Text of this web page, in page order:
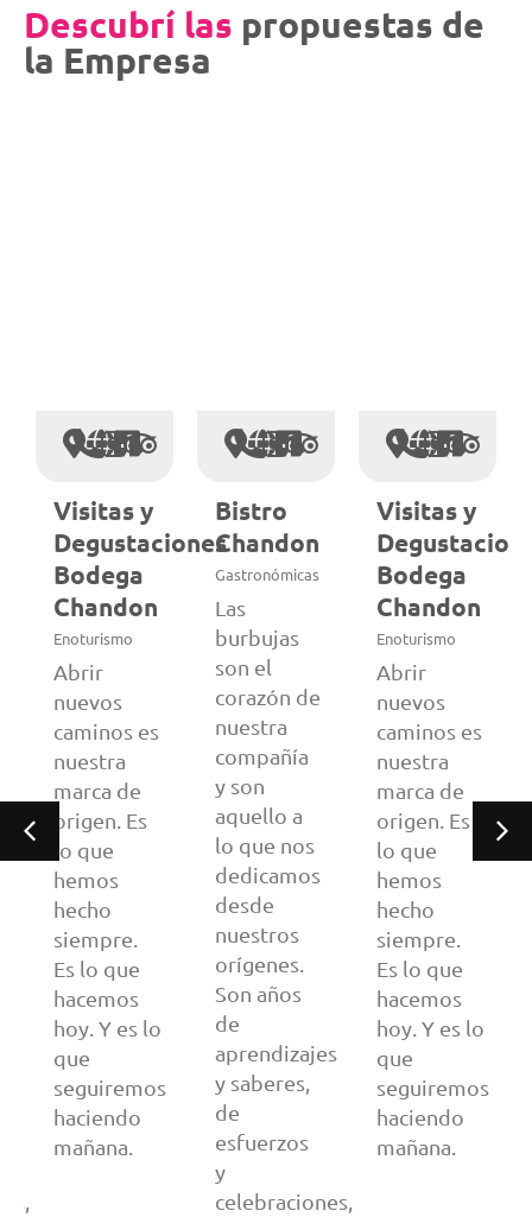
Descubrí las propuestas de
la Empresa
Visitas y
Degustaciones
Bodega
Chandon
Enoturismo
Abrir
nuevos
caminos es
nuestra
marca de
origen. Es
lo que
hemos
hecho
siempre.
Es lo que
hacemos
hoy. Y es lo
que
seguiremos
haciendo
mañana.
Bistro
Chandon
Gastronómicas
Las
burbujas
son el
corazón de
nuestra
compañía
y son
aquello a
lo que nos
dedicamos
desde
nuestros
orígenes.
Son años
de
aprendizajes
y saberes,
de
esfuerzos
y
celebraciones,
Visitas y
Bodega
Chandon
Enoturismo
Abrir
nuevos
caminos es
nuestra
marca de
origen. Es
lo que
hemos
hecho
siempre.
Es lo que
hacemos
hoy. Y es lo
que
seguiremos
haciendo
mañana.